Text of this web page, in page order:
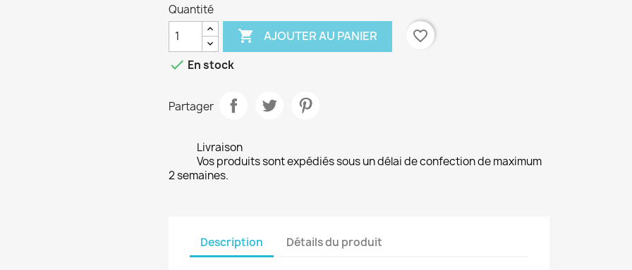
Quantité
 AJOUTER AU PANIER
favorite_border
 En stock
Partager
Livraison
Vos produits sont expédiés sous un délai de confection de maximum
2 semaines.
Description Détails du produit